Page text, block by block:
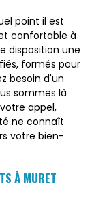
point il est
confortable à
disposition une
formés pour
besoin d'un
sommes là
appel,
ne connaît
votre bien-
À MURET